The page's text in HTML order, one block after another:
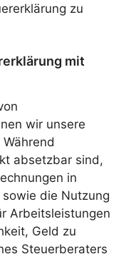
zu
mit
wir unsere
absetzbar sind,
in
die Nutzung
Arbeitsleistungen
Geld zu
Steuerberaters